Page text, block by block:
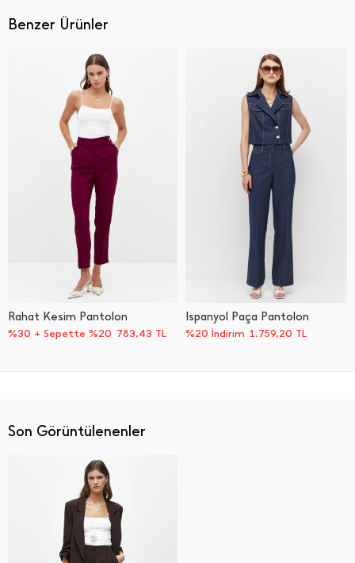
Benzer Ürünler
Rahat Kesim Pantolon
%30 + Sepette %20 783,43 TL
İ̇spanyol Paça Pantolon
%20 İndirim 1.759,20 TL
Son Görüntülenenler